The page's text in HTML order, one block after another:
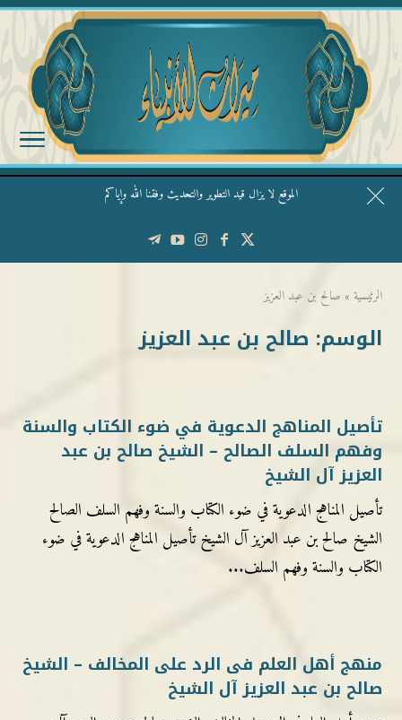
الموقع لا يزال قيد التطوير والتحديث وفقنا الله وإياكم
قال الشيخ ربيع وفقه الله: نحن ليس عندنا تقديس الأشخاص
الرئيسية » صالح بن عبد العزيز
الوسم: صالح بن عبد العزيز
تأصيل المناهج الدعوية في ضوء الكتاب والسنة
وفهم السلف الصالح – الشيخ صالح بن عبد
العزيز آل الشيخ
تأصيل المناهج الدعوية في ضوء الكتاب والسنة وفهم السلف الصالح
الشيخ صالح بن عبد العزيز آل الشيخ تأصيل المناهج الدعوية في ضوء
الكتاب والسنة وفهم السلف...
منهج أهل العلم فى الرد على المخالف – الشيخ
صالح بن عبد العزيز آل الشيخ